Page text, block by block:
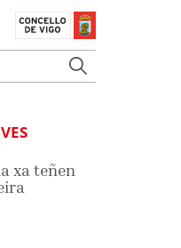
xa teñen